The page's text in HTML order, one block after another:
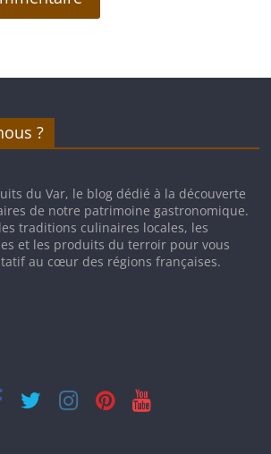
?
du Var, le blog dédié à la découverte
de notre patrimoine gastronomique.
traditions culinaires locales, les
et les produits du terroir pour vous
au cœur des régions françaises.